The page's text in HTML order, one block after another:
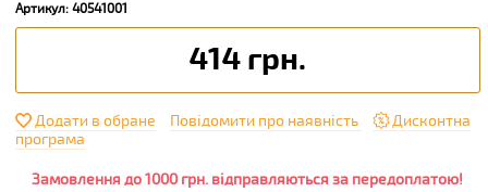
Артикул: 40541001
414 грн.
Додати в обране Повідомити про наявність
Дисконтна
програма
Замовлення до 1000 грн. відправляються за передоплатою!